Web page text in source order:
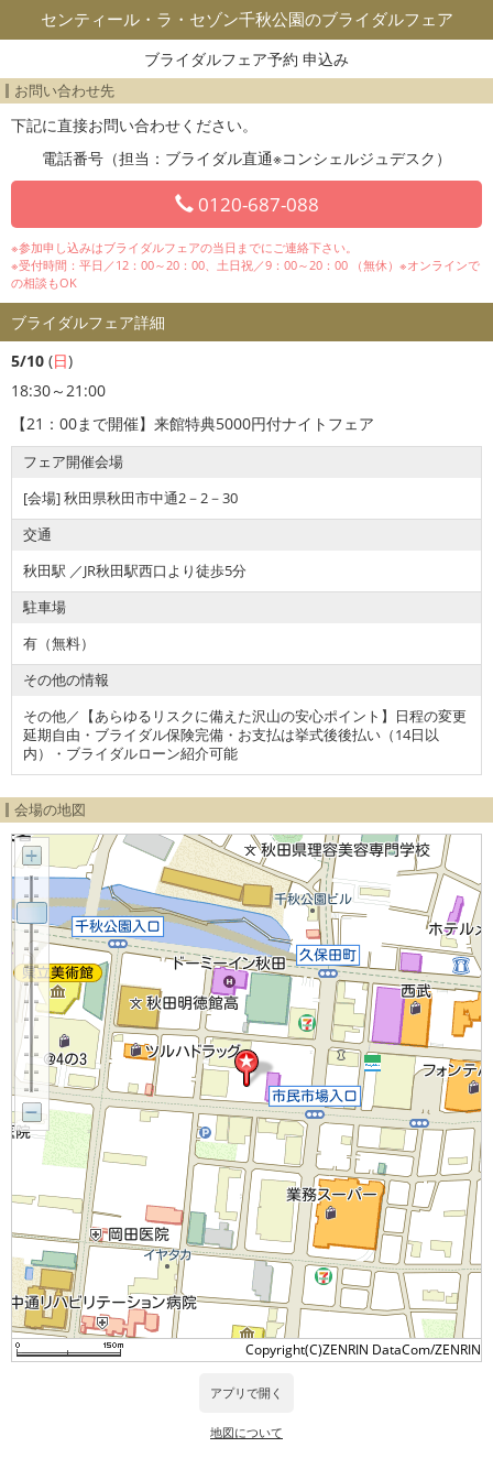
センティール・ラ・セゾン千秋公園のブライダルフェア
ブライダルフェア予約 申込み
お問い合わせ先
下記に直接お問い合わせください。
電話番号（担当：ブライダル直通※コンシェルジュデスク）
0120-687-088
※参加申し込みはブライダルフェアの当日までにご連絡下さい。
※受付時間：平日／12：00～20：00、土日祝／9：00～20：00 （無休）※オンラインで
の相談もOK
ブライダルフェア詳細
5/10 (日)
18:30～21:00
【21：00まで開催】来館特典5000円付ナイトフェア
フェア開催会場
[会場] 秋田県秋田市中通2－2－30
交通
秋田駅 ／JR秋田駅西口より徒歩5分
駐車場
有（無料）
その他の情報
その他／【あらゆるリスクに備えた沢山の安心ポイント】日程の変更
延期自由・ブライダル保険完備・お支払は挙式後後払い（14日以
内）・ブライダルローン紹介可能
会場の地図
Copyright(C)ZENRIN DataCom/ZENRIN
アプリで開く
地図について